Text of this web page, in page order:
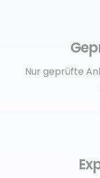
Nur geprüfte